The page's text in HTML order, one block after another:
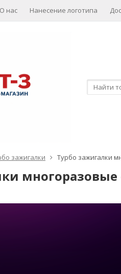
О нас Нанесение логотипа
зажигалки Турбо зажигалки
многоразовые